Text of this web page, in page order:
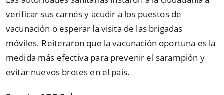
verificar sus carnés y acudir a los puestos de
vacunación o esperar la visita de las brigadas
móviles. Reiteraron que la vacunación oportuna es la
medida más efectiva para prevenir el sarampión y
evitar nuevos brotes en el país.